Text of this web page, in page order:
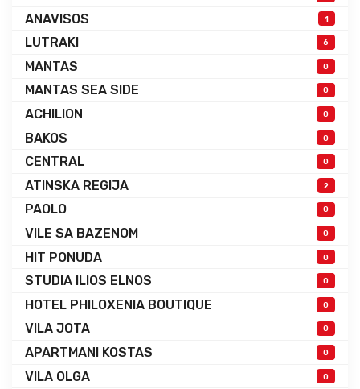
ANAVISOS
1
LUTRAKI 6
MANTAS 0
MANTAS SEA SIDE 0
ACHILION 0
BAKOS 0
CENTRAL 0
ATINSKA REGIJA 2
PAOLO 0
VILE SA BAZENOM 0
HIT PONUDA 0
STUDIA ILIOS ELNOS 0
HOTEL PHILOXENIA BOUTIQUE 0
VILA JOTA 0
APARTMANI KOSTAS 0
VILA OLGA 0